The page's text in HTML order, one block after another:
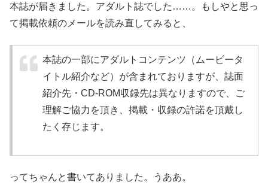
本誌が届きました。アダルト誌でした……。もしやと思っ
て掲載依頼のメールを読み直してみると、
本誌の一部にアダルトコンテンツ（ムービータ
イトル紹介など）が含まれておりますが、誌面
紹介先・CD-ROM収録先は異なりますので、ご
理解ご協力を頂き、掲載・収録の許諾を頂戴し
たく存じます。
ってちゃんと書いてありました。うああ。